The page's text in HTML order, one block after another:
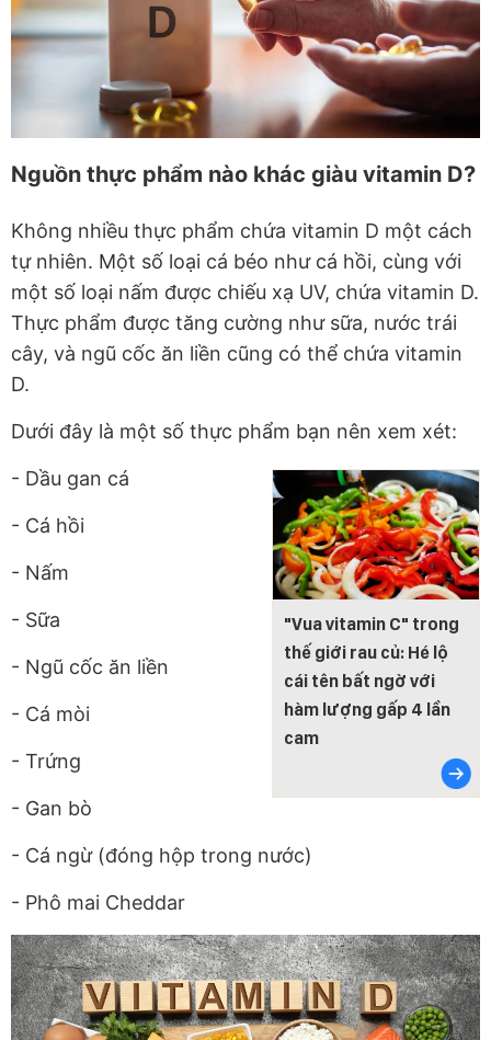
Nguồn thực phẩm nào khác giàu vitamin D?
Không nhiều thực phẩm chứa vitamin D một cách
tự nhiên. Một số loại cá béo như cá hồi, cùng với
một số loại nấm được chiếu xạ UV, chứa vitamin D.
Thực phẩm được tăng cường như sữa, nước trái
cây, và ngũ cốc ăn liền cũng có thể chứa vitamin
D.
Dưới đây là một số thực phẩm bạn nên xem xét:
"Vua vitamin C" trong
thế giới rau củ: Hé lộ
cái tên bất ngờ với
hàm lượng gấp 4 lần
cam
- Dầu gan cá
- Cá hồi
- Nấm
- Sữa
- Ngũ cốc ăn liền
- Cá mòi
- Trứng
- Gan bò
- Cá ngừ (đóng hộp trong nước)
- Phô mai Cheddar